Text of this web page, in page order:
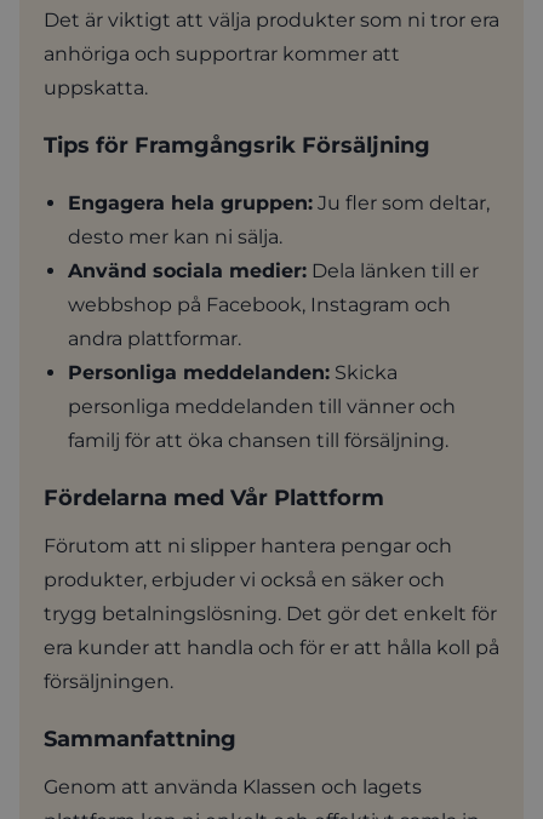
Det är viktigt att välja produkter som ni tror era
anhöriga och supportrar kommer att
uppskatta.
Tips för Framgångsrik Försäljning
Engagera hela gruppen: Ju fler som deltar,
desto mer kan ni sälja.
Använd sociala medier: Dela länken till er
webbshop på Facebook, Instagram och
andra plattformar.
Personliga meddelanden: Skicka
personliga meddelanden till vänner och
familj för att öka chansen till försäljning.
Fördelarna med Vår Plattform
Förutom att ni slipper hantera pengar och
produkter, erbjuder vi också en säker och
trygg betalningslösning. Det gör det enkelt för
era kunder att handla och för er att hålla koll på
försäljningen.
Sammanfattning
Genom att använda Klassen och lagets